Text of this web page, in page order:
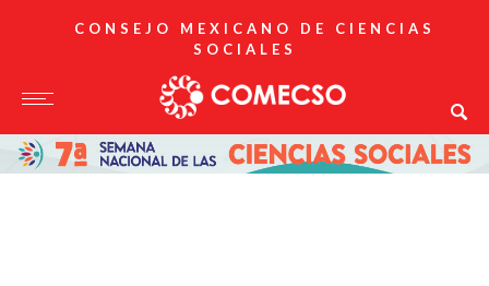
CONSEJO MEXICANO DE CIENCIAS
SOCIALES